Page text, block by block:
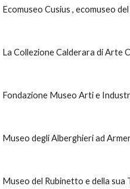
Ecomuseo Cusius , ecomuseo
La Collezione Calderara di Arte
Fondazione Museo Arti e
Museo degli Alberghieri ad
Museo del Rubinetto e della sua